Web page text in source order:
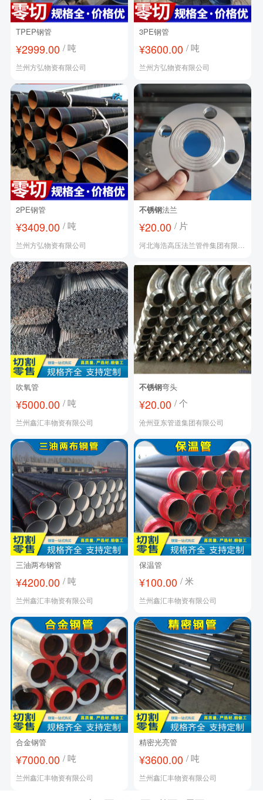
TPEP钢管
¥2999.00 / 吨
兰州方弘物资有限公司
3PE钢管
¥3600.00 / 吨
兰州方弘物资有限公司
2PE钢管
¥3409.00 / 吨
兰州方弘物资有限公司
不锈钢法兰
¥20.00 / 片
吹氧管
¥5000.00 / 吨
兰州鑫汇丰物资有限公司
不锈钢弯头
¥20.00 / 个
沧州亚东管道集团有限公司
三油两布钢管
¥4200.00 / 吨
兰州鑫汇丰物资有限公司
保温管
¥100.00 / 米
兰州鑫汇丰物资有限公司
合金钢管
¥7000.00 / 吨
兰州鑫汇丰物资有限公司
精密光亮管
¥3600.00 / 吨
兰州鑫汇丰物资有限公司